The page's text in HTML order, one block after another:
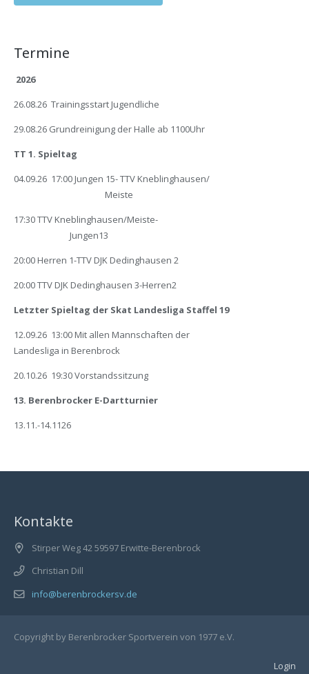
Termine
2026
26.08.26 Trainingsstart Jugendliche
29.08.26 Grundreinigung der Halle ab 1100Uhr
TT 1. Spieltag
04.09.26 17:00 Jungen 15- TTV Kneblinghausen/
Meiste
17:30 TTV Kneblinghausen/Meiste-
Jungen13
20:00 Herren 1-TTV DJK Dedinghausen 2
20:00 TTV DJK Dedinghausen 3-Herren2
Letzter Spieltag der Skat Landesliga Staffel 19
12.09.26 13:00 Mit allen Mannschaften der
Landesliga in Berenbrock
20.10.26 19:30 Vorstandssitzung
13. Berenbrocker E-Dartturnier
13.11.-14.1126
Kontakte
Stirper Weg 42 59597 Erwitte-Berenbrock
Christian Dill
info@berenbrockersv.de
Copyright by Berenbrocker Sportverein von 1977 e.V.
Login